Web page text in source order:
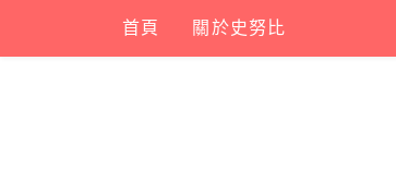
content
首頁 關於史努比